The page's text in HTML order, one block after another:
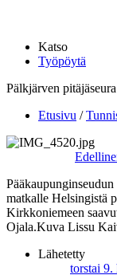
Katso
Työpöytä
Pälkjärven
Etusivu /
matkalle Helsingistä
Kirkkoniemeen
Ojala.Kuva Lissu
Lähetetty
torstai 9.